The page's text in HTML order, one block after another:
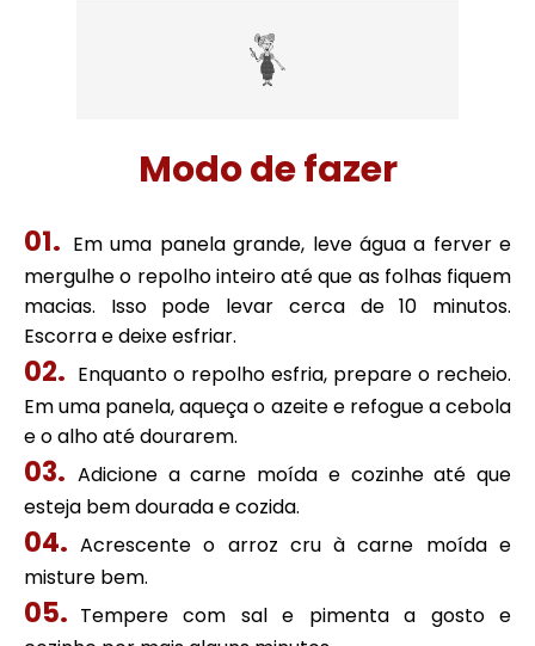
Modo de fazer
Em uma panela grande, leve água a ferver e
mergulhe o repolho inteiro até que as folhas fiquem
macias. Isso pode levar cerca de 10 minutos.
Escorra e deixe esfriar.
Enquanto o repolho esfria, prepare o recheio.
Em uma panela, aqueça o azeite e refogue a cebola
e o alho até dourarem.
Adicione a carne moída e cozinhe até que
esteja bem dourada e cozida.
Acrescente o arroz cru à carne moída e
misture bem.
Tempere com sal e pimenta a gosto e